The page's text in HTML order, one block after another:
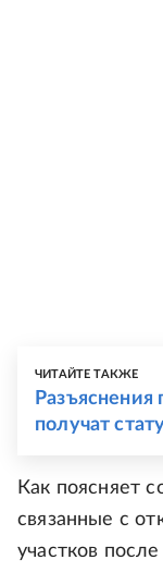
ЧИТАЙТЕ ТАКЖЕ
Разъяснения
получат
Как поясняет
связанные с
участков